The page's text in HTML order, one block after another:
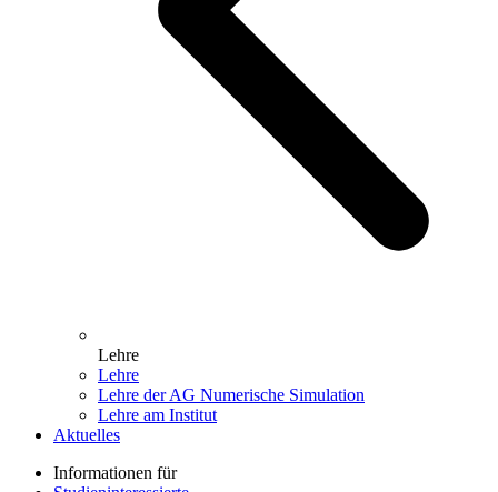
Lehre
Lehre
Lehre der AG Numerische Simulation
Lehre am Institut
Aktuelles
Informationen für